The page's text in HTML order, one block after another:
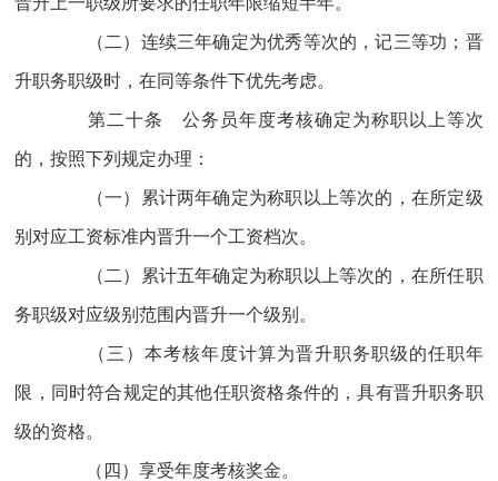
（二）连续三年确定为优秀等次的，记三等功；晋
升职务职级时，在同等条件下优先考虑。
第二十条 公务员年度考核确定为称职以上等次
的，按照下列规定办理：
（一）累计两年确定为称职以上等次的，在所定级
别对应工资标准内晋升一个工资档次。
（二）累计五年确定为称职以上等次的，在所任职
务职级对应级别范围内晋升一个级别。
（三）本考核年度计算为晋升职务职级的任职年
限，同时符合规定的其他任职资格条件的，具有晋升职务职
级的资格。
（四）享受年度考核奖金。